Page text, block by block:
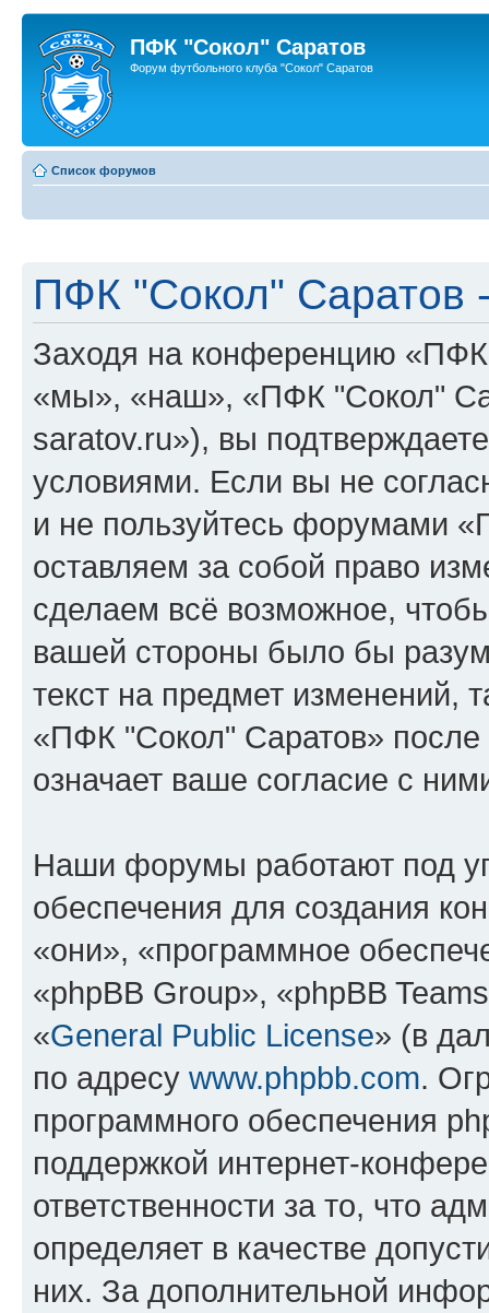
ПФК "Сокол" Саратов
Форум футбольного клуба "Сокол" Саратов
Список форумов
ПФК "Сокол" Саратов
Заходя на конференцию
«мы», «наш», «ПФК "Сокол"
saratov.ru»), вы
условиями. Если вы не
и не пользуйтесь форумами
оставляем за собой право
сделаем всё возможное,
вашей стороны было бы
текст на предмет изменений,
«ПФК "Сокол" Саратов» после
означает ваше согласие с
Наши форумы работают под
обеспечения для создания
«они», «программное
«phpBB Group», «phpBB
«General Public License» (в
по адресу www.phpbb.com.
программного обеспечения
поддержкой интернет-
ответственности за то, что
определяет в качестве
них. За дополнительной